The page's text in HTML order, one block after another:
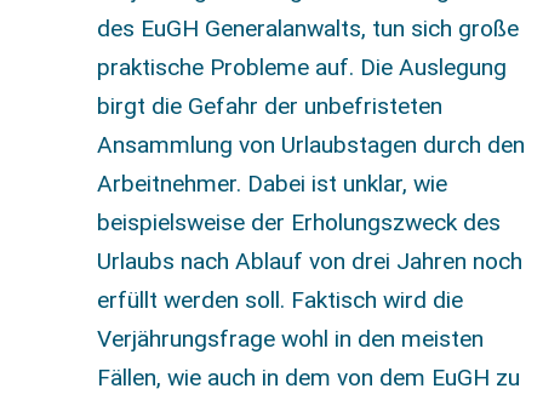
des EuGH Generalanwalts, tun sich große
praktische Probleme auf. Die Auslegung
birgt die Gefahr der unbefristeten
Ansammlung von Urlaubstagen durch den
Arbeitnehmer. Dabei ist unklar, wie
beispielsweise der Erholungszweck des
Urlaubs nach Ablauf von drei Jahren noch
erfüllt werden soll. Faktisch wird die
Verjährungsfrage wohl in den meisten
Fällen, wie auch in dem von dem EuGH zu